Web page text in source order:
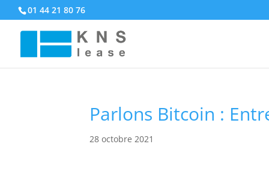
01 44 21 80 76
Parlons Bitcoin :
28 octobre 2021